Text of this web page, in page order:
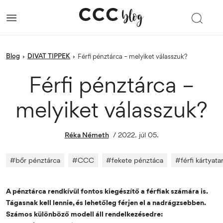
blog › DIVAT TIPPEK › Férfi pénztárca – melyiket válasszuk?
Férfi pénztárca –
melyiket válasszuk?
Réka Németh / 2022. júl 05.
#bőr pénztárca #CCC #fekete pénztáca #férfi
A pénztárca rendkívül fontos kiegészítő a férfiak számára is.
Tágasnak kell lennie, és lehetőleg férjen el a nadrágzsebben.
Számos különböző modell áll rendelkezésedre: